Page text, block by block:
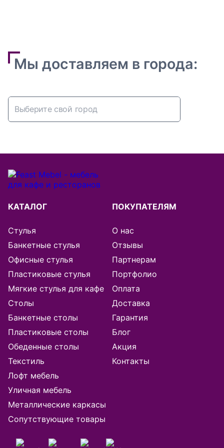
Мы доставляем в города:
Альметьевск
Архангельск
Астана
Балашиха
Барнаул
Белгород
Благовещенск
Великий Новгород
Владивосток
КАТАЛОГ
Стулья
Банкетные стулья
Офисные стулья
Пластиковые стулья
Мягкие стулья для кафе
Столы
Банкетные столы
Пластиковые столы
Обеденные столы
Текстиль
Лофт мебель
Уличная мебель
Металлические каркасы
Сопутствующие товары
ПОКУПАТЕЛЯМ
О нас
Отзывы
Партнерам
Портфолио
Оплата
Доставка
Гарантия
Блог
Акция
Контакты